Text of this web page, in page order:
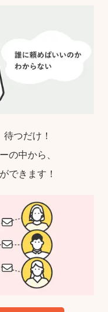
つだけ！
の中から、
できます！